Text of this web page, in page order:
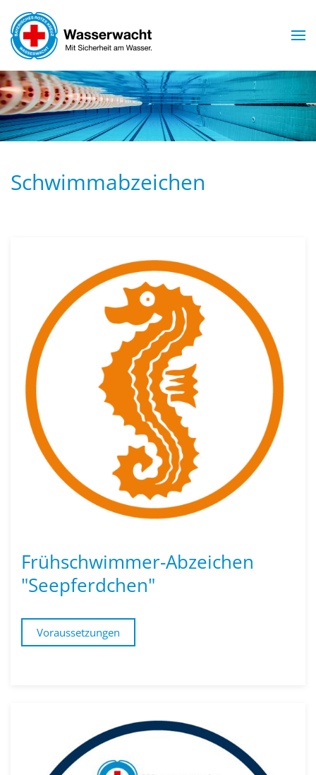
Zum Hauptinhalt springen
Schwimmabzeichen
Frühschwimmer-Abzeichen
"Seepferdchen"
Voraussetzungen